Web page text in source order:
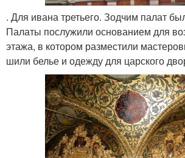
. Для ивана третьего. Зодчим палат
Палаты послужили основанием для
этажа, в котором разместили
шили белье и одежду для царского